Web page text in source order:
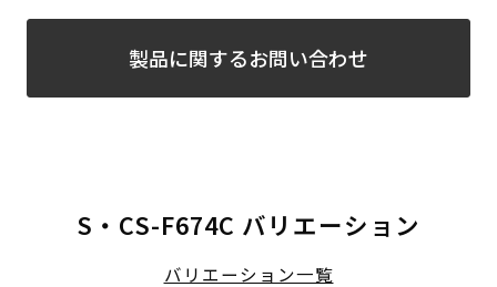
製品に関するお問い合わせ
S・CS-F674C バリエーション
バリエーション一覧